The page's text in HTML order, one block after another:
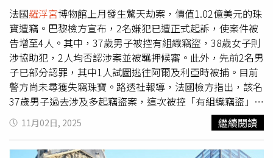
被延期。其辯護律師卡瓦耶（Maxime Cavaillé）強調，辯方
將「極度謹慎地維護無罪推定原則」，並全力捍衛當事人的
隱私與基本權益。巴黎檢察官貝庫奧（Laure Beccuau）則
透露，嫌犯對警方供述不多，但「部分承認」參與了羅浮宮
竊案。另有1名上週被捕的同案嫌疑人，曾與他在2014年珠
寶搶案中一同被判刑。貝庫奧進一步指出，這些嫌疑人的背
景「與典型的有組織犯罪專業分子並不相符」，暗示他們可
能只是被某位不明幕後主使所僱用，這一說法也引發媒體揣
測。
出，目前仍在逃的最後1名嫌犯，極有可能就是這起劫案的
主謀。對此，法國媒體也普遍推測，這批竊賊其實是業餘人
士，因為他們在逃亡途中竟不小心摔落了最貴重的珠寶之
一，也就是由黃金、祖母綠與鑽石打造的歐仁妮皇后
（Empress Eugenie）皇冠，並在現場留下犯案工具、手套
與其他物品，甚至來不及縱火燒毀搬運卡車以掩蓋行蹤。劫
案發生1週後，警方隨即逮捕2名涉嫌闖入 羅浮宮的男子，其
中1名是34歲的阿爾及利亞裔男子，自2010年起居住於法
國，在企圖登機返回阿爾及利亞時被捕；另1名39歲男子則
已因加重竊盜案件接受司法監督。2人皆住在巴黎北部的奧
法國羅浮宮博物館上月發生驚天劫案，價值1.02億美元的珠
寶遭竊。巴黎檢方宣布，2名嫌犯已遭正式起訴，使案件被
告增至4人。其中，37歲男子被控有組織竊盜，38歲女子則
涉協助犯，2人均否認涉案並被羈押候審。此外，先前2名男
子已部分認罪，其中1人試圖逃往阿爾及利亞時被捕。目前
警方尚未尋獲失竊珠寶。路透社報導，法國檢方指出，該名
37歲男子過去涉及多起竊盜案，這次被控「有組織竊盜」與
「犯罪共謀」；38歲女子則被控「協助有組織竊盜」及「犯
罪共謀」。2人於10月29日與其他3人一同被捕，但後3人已
被釋放。至於2名新嫌犯目前被羈押候審，均否認涉案。雖
11月02日, 2025 繼續閱讀